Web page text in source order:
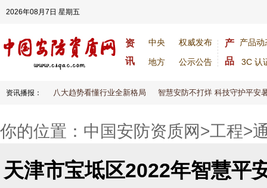
2026年08月7日 星期五
资
讯
中央 权威发布
地方 公示公告
产
品
产品动
3C 认
资讯播报：
防大变天！八大趋势看懂行业全新格局 智慧安防不打烊 科技守护平安暑假
你的位置： 中国安防资质网>工程>
天津市宝坻区2022年智慧平